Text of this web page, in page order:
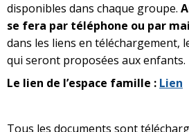
disponibles dans chaque groupe.
se fera par téléphone ou par
dans les liens en téléchargement,
qui seront proposées aux enfants.
Le lien de l’espace famille : Lien
Tous les documents sont